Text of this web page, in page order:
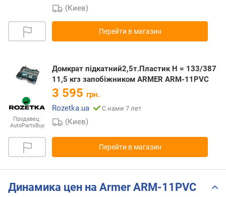
(Киев)
Перейти в магазин
Продавец:
AutoPartsBuy
Домкрат підкатний2,5т.Пластик Н = 133/387
11,5 кгз запобіжником ARMER ARM-11PVC
3 595 грн.
Rozetka.ua
С нами 7 лет
(Киев)
Перейти в магазин
Динамика цен на Armer ARM-11PVC